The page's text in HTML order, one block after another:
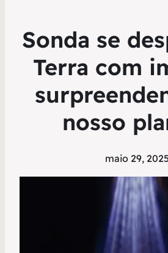
Sonda se
Terra com
nosso
maio 29, 2025